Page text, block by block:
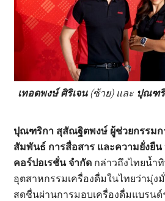
เทอดพงษ์ ศิริเจน(ซ้าย) และ ปุณฑ
ปุณฑริกา สุสัณฐิตพงษ์ ผู้ช่วยกรรมก
สัมพันธ์ การสื่อสาร และความยั่งยื
คอร์ปอเรชั่น จำกัด กล่าวถึงไทยน้ำ
อุตสาหกรรมเครื่องดื่มในไทยว่ามุ่ง
สดชื่นผ่านการมอบเครื่องดื่มแบรน